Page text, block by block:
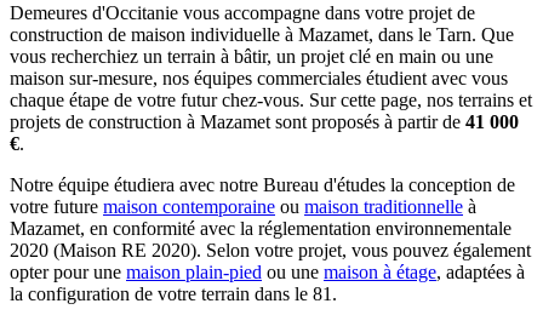
Demeures d'Occitanie vous accompagne dans votre projet de
construction de maison individuelle à Mazamet, dans le Tarn. Que
vous recherchiez un terrain à bâtir, un projet clé en main ou une
maison sur-mesure, nos équipes commerciales étudient avec vous
chaque étape de votre futur chez-vous. Sur cette page, nos terrains et
projets de construction à Mazamet sont proposés à partir de 41 000
€.
Notre équipe étudiera avec notre Bureau d'études la conception de
votre future maison contemporaine ou maison traditionnelle à
Mazamet, en conformité avec la réglementation environnementale
2020 (Maison RE 2020). Selon votre projet, vous pouvez également
opter pour une maison plain-pied ou une maison à étage, adaptées à
la configuration de votre terrain dans le 81.